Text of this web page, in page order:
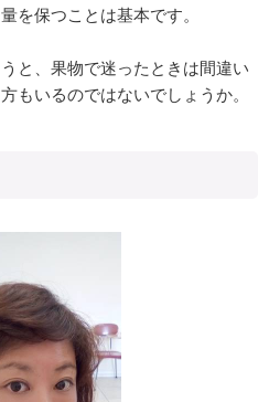
を保つことは基本です。
と、果物で迷ったときは間違い
もいるのではないでしょうか。